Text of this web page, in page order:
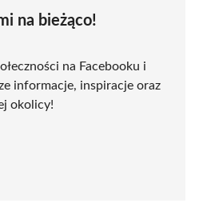
na bieżąco!
na Facebooku i
informacje, inspiracje oraz
okolicy!